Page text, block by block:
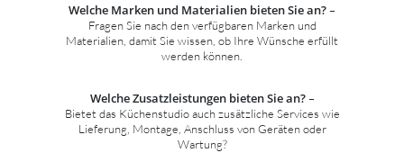
Welche Marken und Materialien bieten Sie an? –
Fragen Sie nach den verfügbaren Marken und
Materialien, damit Sie wissen, ob Ihre Wünsche erfüllt
werden können.
Welche Zusatzleistungen bieten Sie an?–
Bietet das Küchenstudio auch zusätzliche Services wie
Lieferung, Montage, Anschluss von Geräten oder
Wartung?